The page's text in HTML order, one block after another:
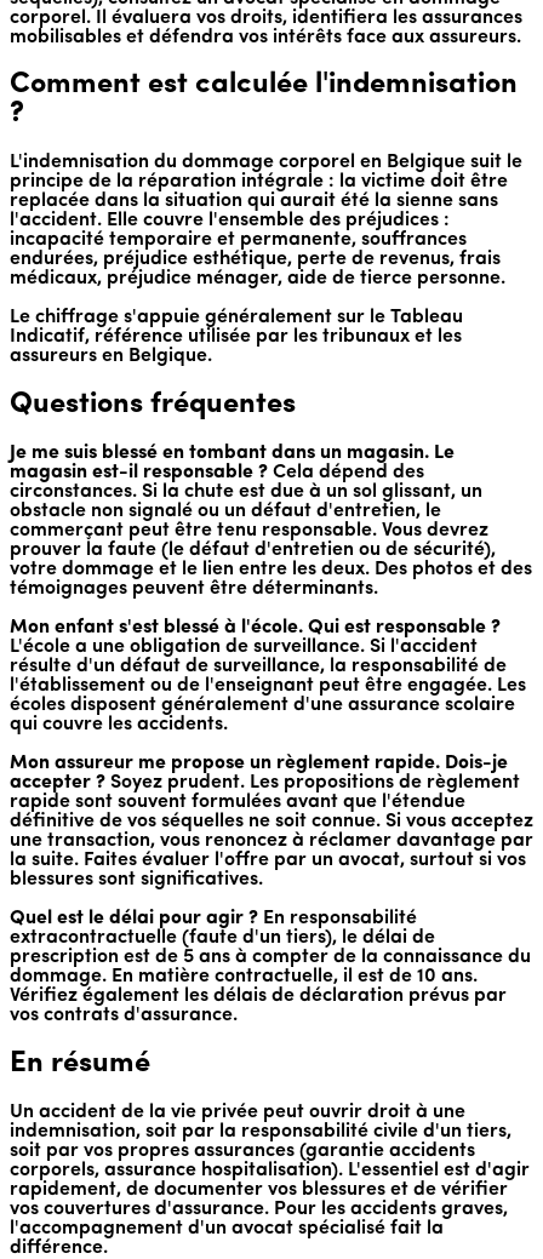
corporel. Il évaluera vos droits, identifiera les assurances
mobilisables et défendra vos intérêts face aux assureurs.
Comment est calculée l'indemnisation
?
L'indemnisation du dommage corporel en Belgique suit le
principe de la réparation intégrale : la victime doit être
replacée dans la situation qui aurait été la sienne sans
l'accident. Elle couvre l'ensemble des préjudices :
incapacité temporaire et permanente, souffrances
endurées, préjudice esthétique, perte de revenus, frais
médicaux, préjudice ménager, aide de tierce personne.
Le chiffrage s'appuie généralement sur le Tableau
Indicatif, référence utilisée par les tribunaux et les
assureurs en Belgique.
Questions fréquentes
Je me suis blessé en tombant dans un magasin. Le
magasin est-il responsable ? Cela dépend des
circonstances. Si la chute est due à un sol glissant, un
obstacle non signalé ou un défaut d'entretien, le
commerçant peut être tenu responsable. Vous devrez
prouver la faute (le défaut d'entretien ou de sécurité),
votre dommage et le lien entre les deux. Des photos et des
témoignages peuvent être déterminants.
Mon enfant s'est blessé à l'école. Qui est responsable ?
L'école a une obligation de surveillance. Si l'accident
résulte d'un défaut de surveillance, la responsabilité de
l'établissement ou de l'enseignant peut être engagée. Les
écoles disposent généralement d'une assurance scolaire
qui couvre les accidents.
Mon assureur me propose un règlement rapide. Dois-je
accepter ? Soyez prudent. Les propositions de règlement
rapide sont souvent formulées avant que l'étendue
définitive de vos séquelles ne soit connue. Si vous acceptez
une transaction, vous renoncez à réclamer davantage par
la suite. Faites évaluer l'offre par un avocat, surtout si vos
blessures sont significatives.
Quel est le délai pour agir ? En responsabilité
extracontractuelle (faute d'un tiers), le délai de
prescription est de 5 ans à compter de la connaissance du
dommage. En matière contractuelle, il est de 10 ans.
Vérifiez également les délais de déclaration prévus par
vos contrats d'assurance.
En résumé
Un accident de la vie privée peut ouvrir droit à une
indemnisation, soit par la responsabilité civile d'un tiers,
soit par vos propres assurances (garantie accidents
corporels, assurance hospitalisation). L'essentiel est d'agir
rapidement, de documenter vos blessures et de vérifier
vos couvertures d'assurance. Pour les accidents graves,
l'accompagnement d'un avocat spécialisé fait la
différence.